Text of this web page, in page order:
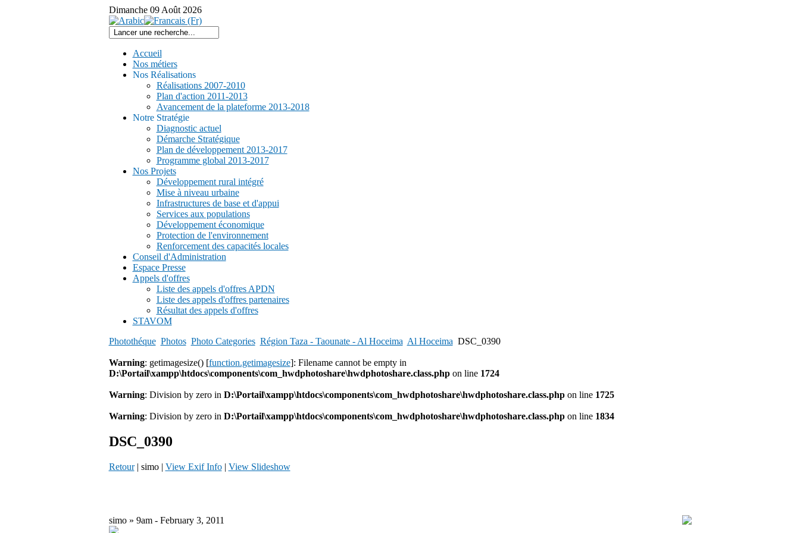
Dimanche 09 Août 2026
Accueil
Nos métiers
Nos Réalisations
Réalisations 2007-2010
Plan d'action 2011-2013
Avancement de la plateforme 2013-2018
Notre Stratégie
Diagnostic actuel
Démarche Stratégique
Plan de développement 2013-2017
Programme global 2013-2017
Nos Projets
Développement rural intégré
Mise à niveau urbaine
Infrastructures de base et d'appui
Services aux populations
Développement économique
Protection de l'environnement
Renforcement des capacités locales
Conseil d'Administration
Espace Presse
Appels d'offres
Liste des appels d'offres APDN
Liste des appels d'offres partenaires
Résultat des appels d'offres
STAVOM
Photothéque Photos Photo Categories Région Taza - Taounate - Al Hoceima Al Hoceima DSC_0390
Warning: getimagesize() [function.getimagesize]: Filename cannot be empty in
D:\Portail\xampp\htdocs\components\com_hwdphotoshare\hwdphotoshare.class.phpon line 1724
Warning: Division by zero in D:\Portail\xampp\htdocs\components\com_hwdphotoshare\hwdphotoshare.class.phpon line 1725
Warning: Division by zero in D:\Portail\xampp\htdocs\components\com_hwdphotoshare\hwdphotoshare.class.phpon line 1834
DSC_0390
Retour| simo | View Exif Info| View Slideshow
simo » 9am - February 3, 2011